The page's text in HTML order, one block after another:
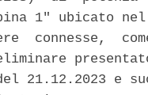
1" ubicato
connesse,
21.12.2023 e